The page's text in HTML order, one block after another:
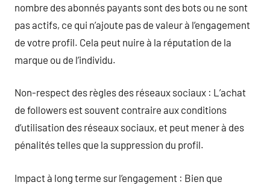
nombre des abonnés payants sont des bots ou ne sont
pas actifs, ce qui n’ajoute pas de valeur à l’engagement
de votre profil. Cela peut nuire à la réputation de la
marque ou de l’individu.
Non-respect des règles des réseaux sociaux : L’achat
de followers est souvent contraire aux conditions
d’utilisation des réseaux sociaux, et peut mener à des
pénalités telles que la suppression du profil.
Impact à long terme sur l’engagement : Bien que